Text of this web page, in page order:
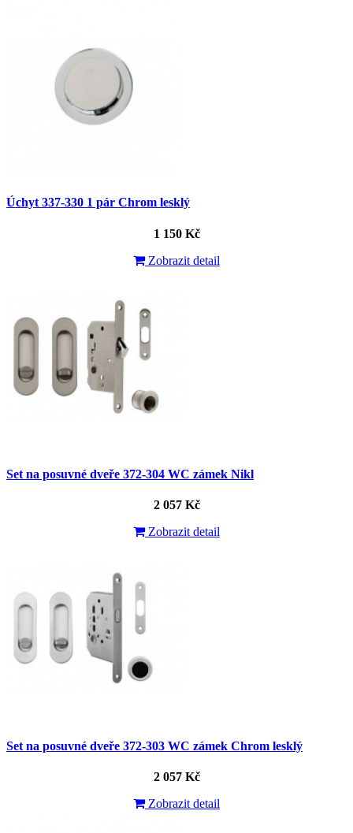
Úchyt 337-330 1 pár Chrom lesklý
1 150 Kč
Zobrazit detail
Set na posuvné dveře 372-304 WC zámek Nikl
2 057 Kč
Zobrazit detail
Set na posuvné dveře 372-303 WC zámek Chrom lesklý
2 057 Kč
Zobrazit detail